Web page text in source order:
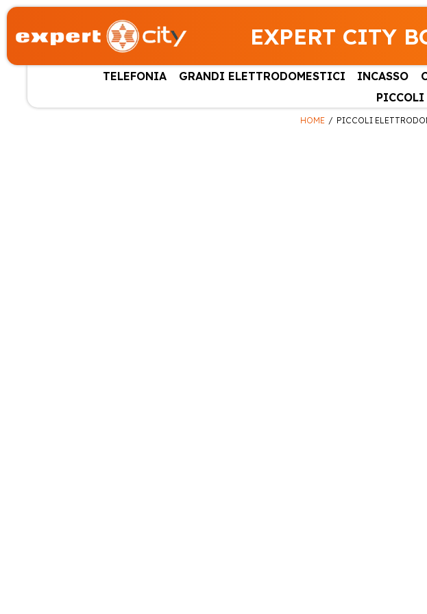
EXPERT CITY
TELEFONIA GRANDI ELETTRODOMESTICI INCASSO
PICCOLI
HOME PICCOLI